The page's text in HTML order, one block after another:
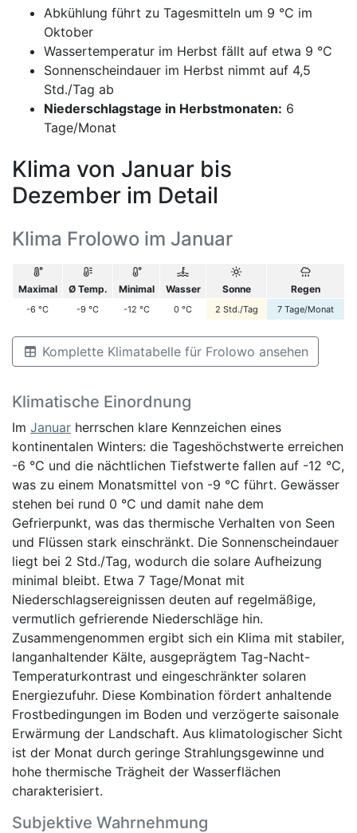
Abkühlung führt zu Tagesmitteln um 9 °C im
Oktober
Wassertemperatur im Herbst fällt auf etwa 9 °C
Sonnenscheindauer im Herbst nimmt auf 4,5
Std./Tag ab
Niederschlagstage in Herbstmonaten: 6
Tage/Monat
Klima von Januar bis
Dezember im Detail
Klima Frolowo im Januar
Maximal Ø Temp. Minimal Wasser Sonne Regen
-6 °C -9 °C -12 °C 0 °C 2 Std./Tag 7 Tage/Monat
Komplette Klimatabelle für Frolowo ansehen
Klimatische Einordnung
Im Januar herrschen klare Kennzeichen eines
kontinentalen Winters: die Tageshöchstwerte erreichen
-6 °C und die nächtlichen Tiefstwerte fallen auf -12 °C,
was zu einem Monatsmittel von -9 °C führt. Gewässer
stehen bei rund 0 °C und damit nahe dem
Gefrierpunkt, was das thermische Verhalten von Seen
und Flüssen stark einschränkt. Die Sonnenscheindauer
liegt bei 2 Std./Tag, wodurch die solare Aufheizung
minimal bleibt. Etwa 7 Tage/Monat mit
Niederschlagsereignissen deuten auf regelmäßige,
vermutlich gefrierende Niederschläge hin.
Zusammengenommen ergibt sich ein Klima mit stabiler,
langanhaltender Kälte, ausgeprägtem Tag-Nacht-
Temperaturkontrast und eingeschränkter solaren
Energiezufuhr. Diese Kombination fördert anhaltende
Frostbedingungen im Boden und verzögerte saisonale
Erwärmung der Landschaft. Aus klimatologischer Sicht
ist der Monat durch geringe Strahlungsgewinne und
hohe thermische Trägheit der Wasserflächen
charakterisiert.
Subjektive Wahrnehmung